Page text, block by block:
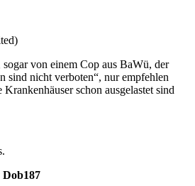
von einem Cop aus BaWü, der
sind nicht verboten“, nur empfehlen
schon ausgelastet sind
Dob187